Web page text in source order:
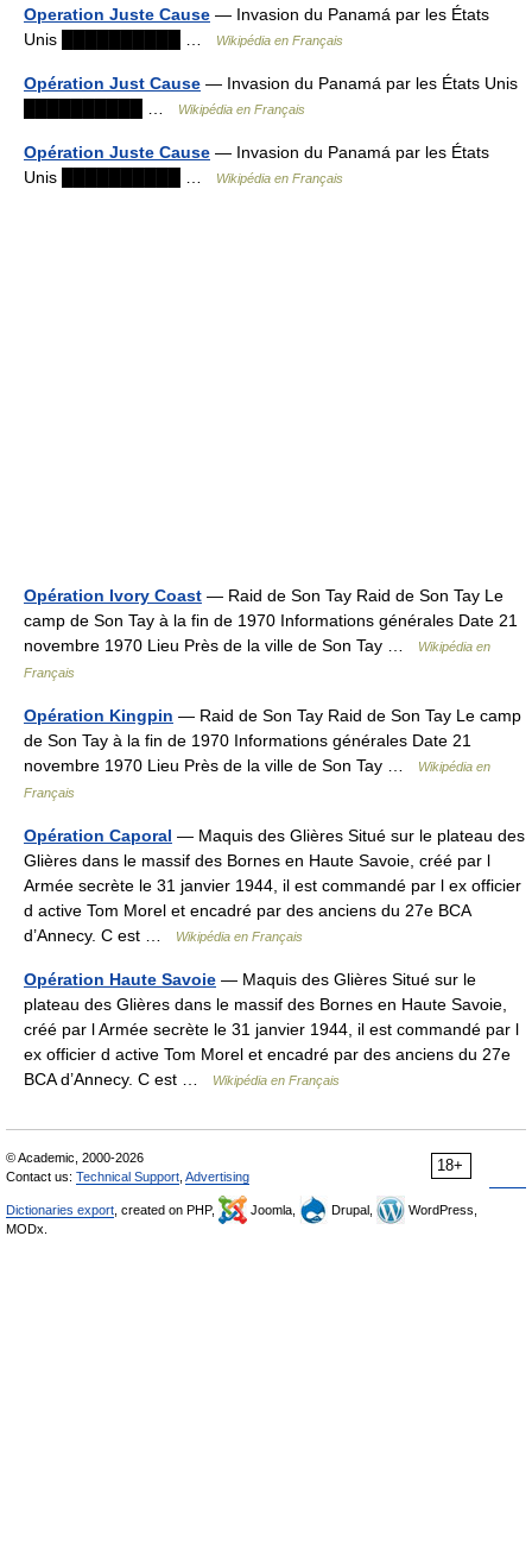
Operation Juste Cause — Invasion du Panamá par les États
Unis ██████████ …
Wikipédia en Français
Opération Just Cause — Invasion du Panamá par les États Unis
Wikipédia en Français
Opération Juste Cause — Invasion du Panamá par les États
Unis ██████████ …
Wikipédia en Français
Opération Ivory Coast — Raid de Son Tay Raid de Son Tay Le
camp de Son Tay à la fin de 1970 Informations générales Date 21
novembre 1970 Lieu Près de la ville de Son Tay …
Wikipédia en
Français
Opération Kingpin — Raid de Son Tay Raid de Son Tay Le camp
de Son Tay à la fin de 1970 Informations générales Date 21
novembre 1970 Lieu Près de la ville de Son Tay …
Wikipédia en
Français
Opération Caporal — Maquis des Glières Situé sur le plateau des
Glières dans le massif des Bornes en Haute Savoie, créé par l
Armée secrète le 31 janvier 1944, il est commandé par l ex officier
d active Tom Morel et encadré par des anciens du 27e BCA
d’Annecy. C est …
Wikipédia en Français
Opération Haute Savoie — Maquis des Glières Situé sur le
plateau des Glières dans le massif des Bornes en Haute Savoie,
créé par l Armée secrète le 31 janvier 1944, il est commandé par l
ex officier d active Tom Morel et encadré par des anciens du 27e
BCA d’Annecy. C est …
Wikipédia en Français
18+
© Academic, 2000-2026
Contact us: Technical Support Advertising
Dictionaries export , created on PHP, Joomla, Drupal,
WordPress,
MODx.